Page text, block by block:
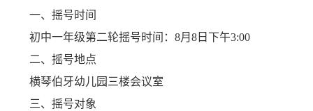
一、摇号时间
初中一年级第二轮摇号时间：8月8日下午3:00
二、摇号地点
横琴伯牙幼儿园三楼会议室
三、摇号对象